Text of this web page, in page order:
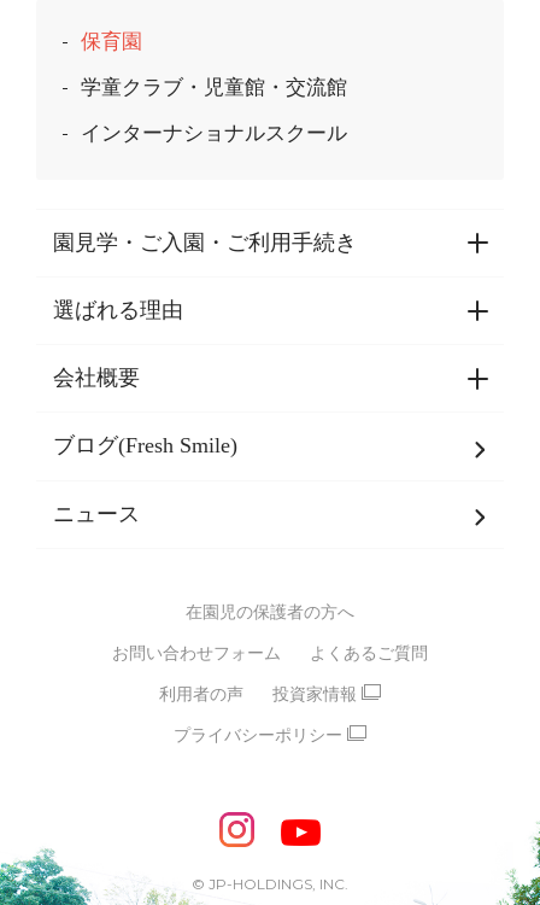
保育園
学童クラブ・児童館・交流館
インターナショナルスクール
園見学・ご入園・ご利用手続き
園見学・ご入園・ご利用手続き
東京都認証保育所空き状況
選ばれる理由
選ばれる理由一覧
乳児期・幼児期・
バイリンガル保育園
スポーツ保育園
モンテッソーリ式保育園
STEAMS保育・学童
えいご
めざせ！バイリンガル！
めざせ！アスリート教室
会社概要
会社概要
SDGsについて
ブログ(Fresh Smile)
ニュース
在園児の保護者の方へ
お問い合わせフォーム よくあるご質問
利用者の声 投資家情報
プライバシーポリシー
© JP-HOLDINGS, INC.